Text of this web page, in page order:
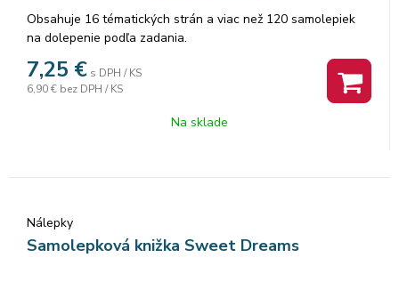
Obsahuje 16 tématických strán a viac než 120 samolepiek
na dolepenie podľa zadania.
7,25 € s DPH / KS
6,90 € bez DPH / KS
Na sklade
Nálepky
Samolepková knižka Sweet Dreams